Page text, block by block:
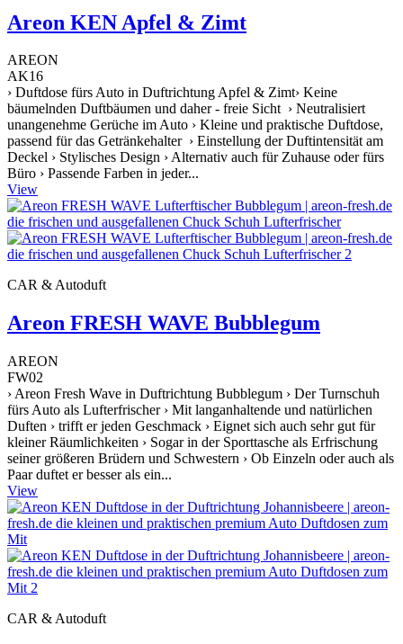
Areon KEN Apfel & Zimt
AREON
AK16
› Duftdose fürs Auto in Duftrichtung Apfel & Zimt› Keine
bäumelnden Duftbäumen und daher - freie Sicht › Neutralisiert
unangenehme Gerüche im Auto › Kleine und praktische Duftdose,
passend für das Getränkehalter › Einstellung der Duftintensität am
Deckel › Stylisches Design › Alternativ auch für Zuhause oder fürs
Büro › Passende Farben in jeder...
View
CAR & Autoduft
Areon FRESH WAVE Bubblegum
AREON
FW02
› Areon Fresh Wave in Duftrichtung Bubblegum › Der Turnschuh
fürs Auto als Lufterfrischer › Mit langanhaltende und natürlichen
Duften › trifft er jeden Geschmack › Eignet sich auch sehr gut für
kleiner Räumlichkeiten › Sogar in der Sporttasche als Erfrischung
seiner größeren Brüdern und Schwestern › Ob Einzeln oder auch als
Paar duftet er besser als ein...
View
CAR & Autoduft